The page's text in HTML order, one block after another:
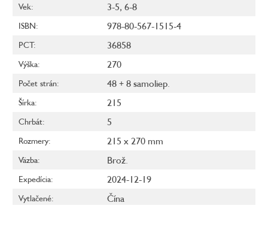
Vek: 3-5, 6-8
ISBN: 978-80-567-1515-4
PCT: 36858
Výška: 270
Počet strán: 48 + 8 samoliep.
Šírka: 215
Chrbát: 5
Rozmery: 215 x 270 mm
Väzba: Brož.
Expedícia: 2024-12-19
Vytlačené: Čína